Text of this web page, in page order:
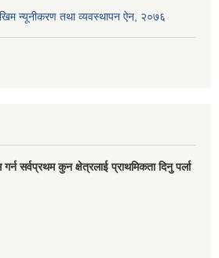
न्यूनीकरण तथा व्यवस्थापन ऐन, २०७६
गर्न सर्वप्रथम कुन क्षेत्रलाई प्राथमिकता दिनु पर्ला